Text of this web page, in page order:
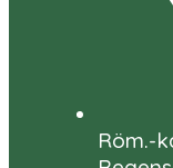
Röm.-